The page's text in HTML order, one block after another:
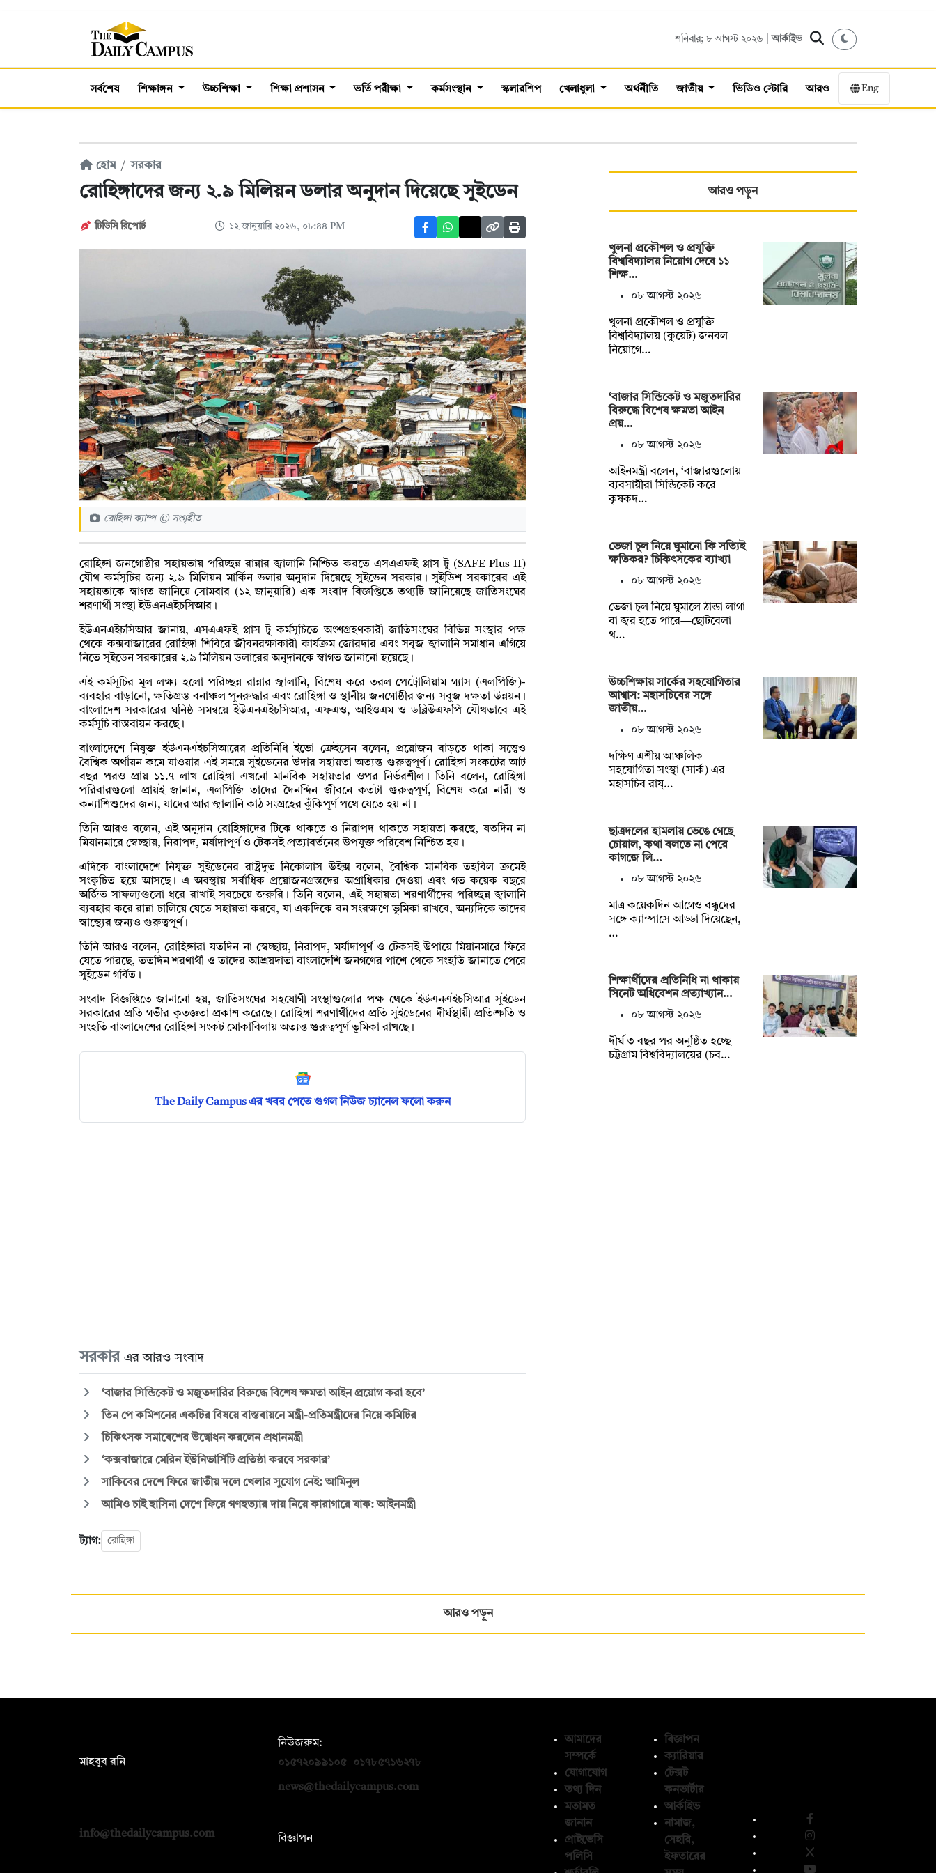
শনিবার; ৮ আগস্ট ২০২৬ |আর্কাইভ
সর্বশেষ শিক্ষাঙ্গন উচ্চশিক্ষা শিক্ষা প্রশাসন ভর্তি পরীক্ষা কর্মসংস্থান স্কলারশিপ খেলাধুলা অর্থনীতি জাতীয় ভিডিও স্টোরি আরও Eng
হোম সরকার
রোহিঙ্গাদের জন্য ২.৯ মিলিয়ন ডলার অনুদান দি‌য়ে‌ছে সুইডেন
টিডিসি রিপোর্ট ১২ জানুয়ারি ২০২৬, ০৮:৪৪ PM
রোহিঙ্গা ক্যাম্প © সংগৃহীত
রোহিঙ্গা জনগোষ্ঠীর সহায়তায় পরিচ্ছন্ন রান্নার জ্বালানি নিশ্চিত করতে এসএএফই প্লাস টু (SAFE Plus II)
যৌথ কর্মসূচির জন্য ২.৯ মিলিয়ন মার্কিন ডলার অনুদান দিয়েছে সুইডেন সরকার। সুইডিশ সরকারের এই
সহায়তাকে স্বাগত জানিয়ে সোমবার (১২ জানুয়ারি) এক সংবাদ বিজ্ঞপ্তিতে তথ্যটি জানিয়েছে জাতিসংঘের
শরণার্থী সংস্থা ইউএনএইচসিআর।
ইউএনএইচসিআর জানায়, এসএএফই প্লাস টু কর্মসূচিতে অংশগ্রহণকারী জাতিসংঘের বিভিন্ন সংস্থার পক্ষ
থেকে কক্সবাজারের রোহিঙ্গা শিবিরে জীবনরক্ষাকারী কার্যক্রম জোরদার এবং সবুজ জ্বালানি সমাধান এগিয়ে
নিতে সুইডেন সরকারের ২.৯ মিলিয়ন ডলারের অনুদানকে স্বাগত জানানো হয়েছে।
এই কর্মসূচির মূল লক্ষ্য হলো পরিচ্ছন্ন রান্নার জ্বালানি, বিশেষ করে তরল পেট্রোলিয়াম গ্যাস (এলপিজি)-
ব্যবহার বাড়ানো, ক্ষতিগ্রস্ত বনাঞ্চল পুনরুদ্ধার এবং রোহিঙ্গা ও স্থানীয় জনগোষ্ঠীর জন্য সবুজ দক্ষতা উন্নয়ন।
বাংলাদেশ সরকারের ঘনিষ্ঠ সমন্বয়ে ইউএনএইচসিআর, এফএও, আইওএম ও ডব্লিউএফপি যৌথভাবে এই
কর্মসূচি বাস্তবায়ন করছে।
বাংলাদেশে নিযুক্ত ইউএনএইচসিআরের প্রতিনিধি ইভো ফ্রেইসেন বলেন, প্রয়োজন বাড়তে থাকা সত্ত্বেও
বৈশ্বিক অর্থায়ন কমে যাওয়ার এই সময়ে সুইডেনের উদার সহায়তা অত্যন্ত গুরুত্বপূর্ণ। রোহিঙ্গা সংকটের আট
বছর পরও প্রায় ১১.৭ লাখ রোহিঙ্গা এখনো মানবিক সহায়তার ওপর নির্ভরশীল। তিনি বলেন, রোহিঙ্গা
পরিবারগুলো প্রায়ই জানান, এলপিজি তাদের দৈনন্দিন জীবনে কতটা গুরুত্বপূর্ণ, বিশেষ করে নারী ও
কন্যাশিশুদের জন্য, যাদের আর জ্বালানি কাঠ সংগ্রহের ঝুঁকিপূর্ণ পথে যেতে হয় না।
তিনি আরও বলেন, এই অনুদান রোহিঙ্গাদের টিকে থাকতে ও নিরাপদ থাকতে সহায়তা করছে, যতদিন না
মিয়ানমারে স্বেচ্ছায়, নিরাপদ, মর্যাদাপূর্ণ ও টেকসই প্রত্যাবর্তনের উপযুক্ত পরিবেশ নিশ্চিত হয়।
এদিকে বাংলাদেশে নিযুক্ত সুইডেনের রাষ্ট্রদূত নিকোলাস উইক্স বলেন, বৈশ্বিক মানবিক তহবিল ক্রমেই
সংকুচিত হয়ে আসছে। এ অবস্থায় সর্বাধিক প্রয়োজনগ্রস্তদের অগ্রাধিকার দেওয়া এবং গত কয়েক বছরে
অর্জিত সাফল্যগুলো ধরে রাখাই সবচেয়ে জরুরি। তিনি বলেন, এই সহায়তা শরণার্থীদের পরিচ্ছন্ন জ্বালানি
ব্যবহার করে রান্না চালিয়ে যেতে সহায়তা করবে, যা একদিকে বন সংরক্ষণে ভূমিকা রাখবে, অন্যদিকে তাদের
স্বাস্থ্যের জন্যও গুরুত্বপূর্ণ।
তিনি আরও বলেন, রোহিঙ্গারা যতদিন না স্বেচ্ছায়, নিরাপদ, মর্যাদাপূর্ণ ও টেকসই উপায়ে মিয়ানমারে ফিরে
যেতে পারছে, ততদিন শরণার্থী ও তাদের আশ্রয়দাতা বাংলাদেশি জনগণের পাশে থেকে সংহতি জানাতে পেরে
সুইডেন গর্বিত।
সংবাদ বিজ্ঞপ্তিতে জানানো হয়, জাতিসংঘের সহযোগী সংস্থাগুলোর পক্ষ থেকে ইউএনএইচসিআর সুইডেন
সরকারের প্রতি গভীর কৃতজ্ঞতা প্রকাশ করেছে। রোহিঙ্গা শরণার্থীদের প্রতি সুইডেনের দীর্ঘস্থায়ী প্রতিশ্রুতি ও
সংহতি বাংলাদেশের রোহিঙ্গা সংকট মোকাবিলায় অত্যন্ত গুরুত্বপূর্ণ ভূমিকা রাখছে।
The Daily Campus এর খবর পেতে গুগল নিউজ চ্যানেল ফলো করুন
সরকার এর আরও সংবাদ
‘বাজার সিন্ডিকেট ও মজুতদারির বিরুদ্ধে বিশেষ ক্ষমতা আইন প্রয়োগ করা হবে’
তিন পে কমিশনের একটির বিষয়ে বাস্তবায়নে মন্ত্রী-প্রতিমন্ত্রীদের নিয়ে কমিটির
চিকিৎসক সমাবেশের উদ্বোধন করলেন প্রধানমন্ত্রী
‘কক্সবাজারে মেরিন ইউনিভার্সিটি প্রতিষ্ঠা করবে সরকার’
সাকিবের দেশে ফিরে জাতীয় দলে খেলার সুযোগ নেই: আমিনুল
আমিও চাই হাসিনা দেশে ফিরে গণহত্যার দায় নিয়ে কারাগারে যাক: আইনমন্ত্রী
ট্যাগ: রোহিঙ্গা
আরও পড়ুন
খুলনা প্রকৌশল ও প্রযুক্তি
বিশ্ববিদ্যালয় নিয়োগ দেবে ১১
শিক্ষ…
০৮ আগস্ট ২০২৬
খুলনা প্রকৌশল ও প্রযুক্তি
বিশ্ববিদ্যালয় (কুয়েট) জনবল
নিয়োগে…
‘বাজার সিন্ডিকেট ও মজুতদারির
বিরুদ্ধে বিশেষ ক্ষমতা আইন
প্রয়…
০৮ আগস্ট ২০২৬
আইনমন্ত্রী বলেন, ‘বাজারগুলোয়
ব্যবসায়ীরা সিন্ডিকেট করে
কৃষকদ…
ভেজা চুল নিয়ে ঘুমানো কি সত্যিই
ক্ষতিকর? চিকিৎসকের ব্যাখ্যা
০৮ আগস্ট ২০২৬
ভেজা চুল নিয়ে ঘুমালে ঠান্ডা লাগা
বা জ্বর হতে পারে—ছোটবেলা
থ…
উচ্চশিক্ষায় সার্কের সহযোগিতার
আশ্বাস: মহাসচিবের সঙ্গে
জাতীয়…
০৮ আগস্ট ২০২৬
দক্ষিণ এশীয় আঞ্চলিক
সহযোগিতা সংস্থা (সার্ক) এর
মহাসচিব রাষ্…
ছাত্রদলের হামলায় ভেঙে গেছে
চোয়াল, কথা বলতে না পেরে
কাগজে লি…
০৮ আগস্ট ২০২৬
মাত্র কয়েকদিন আগেও বন্ধুদের
সঙ্গে ক্যাম্পাসে আড্ডা দিয়েছেন,
…
শিক্ষার্থীদের প্রতিনিধি না থাকায়
সিনেট অধিবেশন প্রত্যাখ্যান…
০৮ আগস্ট ২০২৬
দীর্ঘ ৩ বছর পর অনুষ্ঠিত হচ্ছে
চট্টগ্রাম বিশ্ববিদ্যালয়ের (চব…
আরও পড়ুন
মাহবুব রনি
info@thedailycampus.com
নিউজরুম:
০১৫৭২০৯৯১০৫
০১৭৮৫৭১৬২৭৮
news@thedailycampus.com
বিজ্ঞাপন
আমাদের
সম্পর্কে
যোগাযোগ
তথ্য দিন
মতামত
জানান
প্রাইভেসি
পলিসি
বিজ্ঞাপন
ক্যারিয়ার
টেক্সট
কনভার্টার
আর্কাইভ
নামাজ,
সেহরি,
ইফতারের